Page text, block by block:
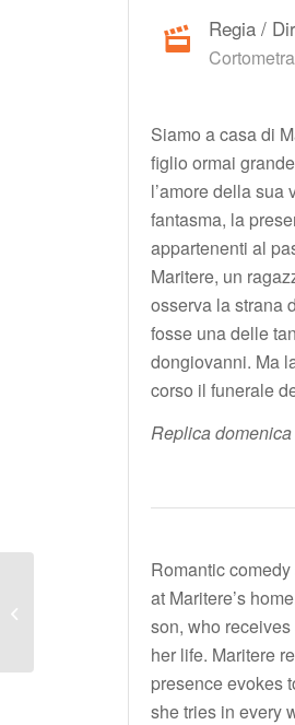
Regia /
Siamo a casa di
figlio ormai
l’amore della sua
fantasma, la
appartenenti al
Maritere, un
osserva la strana
fosse una delle
dongiovanni. Ma
corso il funerale
Replica
Romantic
at Maritere’s
son, who
her life. Maritere
presence evokes
she tries in every